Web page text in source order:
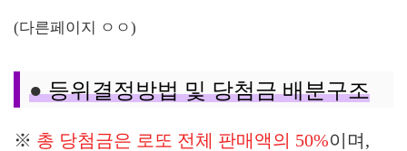
(다른페이지 ㅇㅇ)
● 등위결정방법 및 당첨금 배분구조
※ 총 당첨금은 로또 전체 판매액의 50%이며,